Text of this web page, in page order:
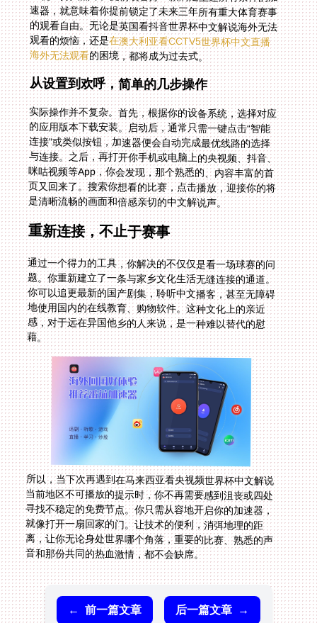
观看的烦恼，还是在澳大利亚看CCTV5世界杯中文直播
海外无法观看的困境，都将成为过去式。
从设置到欢呼，简单的几步操作
实际操作并不复杂。首先，根据你的设备系统，选择对应
的应用版本下载安装。启动后，通常只需一键点击“智能
连接”或类似按钮，加速器便会自动完成最优线路的选择
与连接。之后，再打开你手机或电脑上的央视频、抖音、
咪咕视频等App，你会发现，那个熟悉的、内容丰富的首
页又回来了。搜索你想看的比赛，点击播放，迎接你的将
是清晰流畅的画面和倍感亲切的中文解说声。
重新连接，不止于赛事
通过一个得力的工具，你解决的不仅仅是看一场球赛的问
题。你重新建立了一条与家乡文化生活无缝连接的通道。
你可以追更最新的国产剧集，聆听中文播客，甚至无障碍
地使用国内的在线教育、购物软件。这种文化上的亲近
感，对于远在异国他乡的人来说，是一种难以替代的慰
藉。
所以，当下次再遇到在马来西亚看央视频世界杯中文解说
当前地区不可播放的提示时，你不再需要感到沮丧或四处
寻找不稳定的免费节点。你只需从容地开启你的加速器，
就像打开一扇回家的门。让技术的便利，消弭地理的距
离，让你无论身处世界哪个角落，重要的比赛、熟悉的声
音和那份共同的热血激情，都不会缺席。
← 前一篇文章 后一篇文章 →